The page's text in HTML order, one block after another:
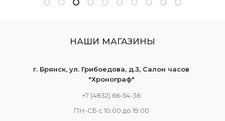
НАШИ МАГАЗИНЫ
г. Брянск, ул. Грибоедова, д.3, Салон часов
"Хронограф"
+7 (4832) 66-54-36
ПН-СБ с 10:00 до 19:00